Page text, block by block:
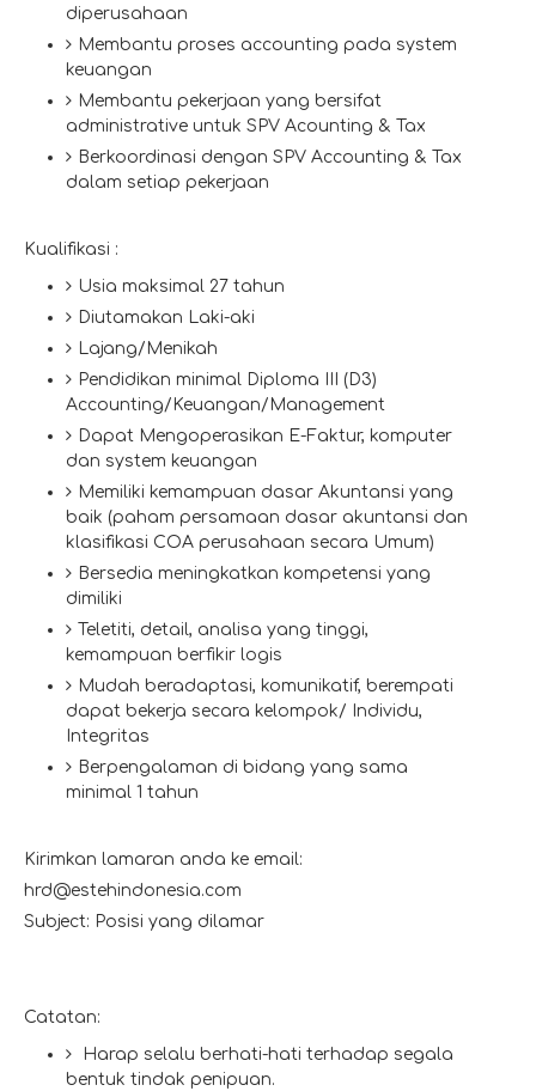
diperusahaan
Membantu proses accounting pada system
keuangan
Membantu pekerjaan yang bersifat
administrative untuk SPV Acounting & Tax
Berkoordinasi dengan SPV Accounting & Tax
dalam setiap pekerjaan
Kualifikasi :
Usia maksimal 27 tahun
Diutamakan Laki-aki
Lajang/Menikah
Pendidikan minimal Diploma III (D3)
Accounting/Keuangan/Management
Dapat Mengoperasikan E-Faktur, komputer
dan system keuangan
Memiliki kemampuan dasar Akuntansi yang
baik (paham persamaan dasar akuntansi dan
klasifikasi COA perusahaan secara Umum)
Bersedia meningkatkan kompetensi yang
dimiliki
Teletiti, detail, analisa yang tinggi,
kemampuan berfikir logis
Mudah beradaptasi, komunikatif, berempati
dapat bekerja secara kelompok/ Individu,
Integritas
Berpengalaman di bidang yang sama
minimal 1 tahun
Kirimkan lamaran anda ke email:
hrd@estehindonesia.com
Subject: Posisi yang dilamar
Catatan:
Harap selalu berhati-hati terhadap segala
bentuk tindak penipuan.